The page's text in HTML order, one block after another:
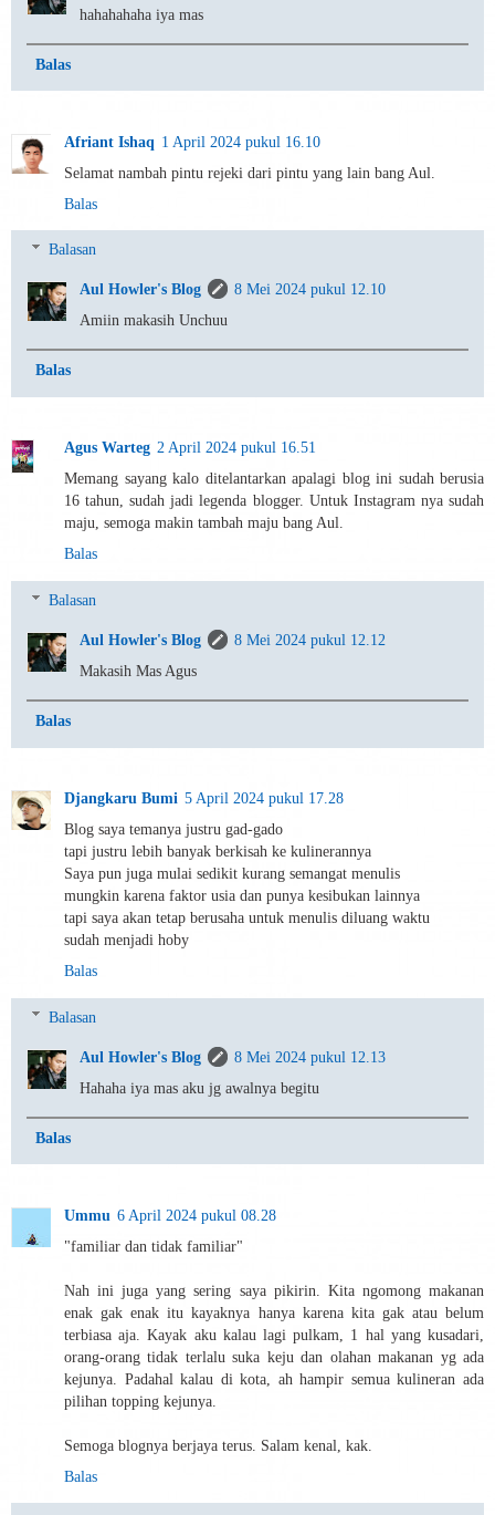
hahahahaha iya mas
Balas
Afriant Ishaq 1 April 2024 pukul 16.10
Selamat nambah pintu rejeki dari pintu yang lain bang Aul.
Balas
Balasan
Aul Howler's Blog
8 Mei 2024 pukul 12.10
Amiin makasih Unchuu
Balas
Agus Warteg 2 April 2024 pukul 16.51
Memang sayang kalo ditelantarkan apalagi blog ini sudah berusia
16 tahun, sudah jadi legenda blogger. Untuk Instagram nya sudah
maju, semoga makin tambah maju bang Aul.
Balas
Balasan
Aul Howler's Blog
8 Mei 2024 pukul 12.12
Makasih Mas Agus
Balas
Djangkaru Bumi 5 April 2024 pukul 17.28
Blog saya temanya justru gad-gado
tapi justru lebih banyak berkisah ke kulinerannya
Saya pun juga mulai sedikit kurang semangat menulis
mungkin karena faktor usia dan punya kesibukan lainnya
tapi saya akan tetap berusaha untuk menulis diluang waktu
sudah menjadi hoby
Balas
Balasan
Aul Howler's Blog
8 Mei 2024 pukul 12.13
Hahaha iya mas aku jg awalnya begitu
Balas
Ummu 6 April 2024 pukul 08.28
"familiar dan tidak familiar"
Nah ini juga yang sering saya pikirin. Kita ngomong makanan
enak gak enak itu kayaknya hanya karena kita gak atau belum
terbiasa aja. Kayak aku kalau lagi pulkam, 1 hal yang kusadari,
orang-orang tidak terlalu suka keju dan olahan makanan yg ada
kejunya. Padahal kalau di kota, ah hampir semua kulineran ada
pilihan topping kejunya.
Semoga blognya berjaya terus. Salam kenal, kak.
Balas